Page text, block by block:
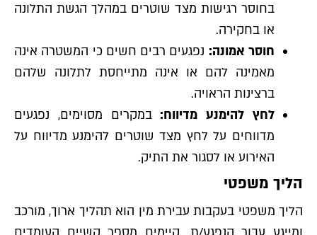
בחוסר רגישות מצד שוטרים במהלך הגשת התלונה
או בחקירה.
חוסר אמונה: נפגעים רבים חשים כי המשטרה אינה
מאמינה להם או אינה מתייחסת לתלונה שלהם
ברצינות הראויה.
לחץ להימנע מדיווח: במקרים מסוימים, נפגעים
מדווחים על לחץ מצד שוטרים להימנע מדיווח על
האירוע או לסגור את התיק.
הליך משפטי
הליך משפטי בעקבות עבירת מין הוא תהליך ארוך, מורכב